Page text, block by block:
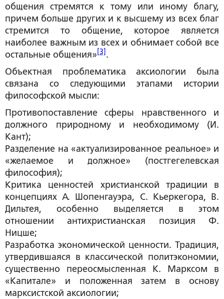
общения стремятся к тому или иному благу,
причем больше других и к высшему из всех благ
стремится то общение, которое является
наиболее важным из всех и обнимает собой все
остальные общения» [3] .
Объектная проблематика аксиологии была
связана со следующими этапами истории
философской мысли:
Противопоставление сферы нравственного и
должного природному и необходимому (И.
Кант);
Разделение на «актуализированное реальное» и
«желаемое и должное» (постгегелевская
философия);
Критика ценностей христианской традиции в
концепциях А. Шопенгауэра, С. Кьеркегора, В.
Дильтея, особенно выделяется в этом
отношении антихристианская позиция Ф.
Ницше;
Разработка экономической ценности. Традиция,
утвердившаяся в классической политэкономии,
существенно переосмысленная К. Марксом в
«Капитале» и положенная затем в основу
марксистской аксиологии;